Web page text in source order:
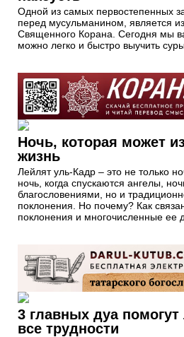
Одной из самых первостепенных
перед мусульманином, является
Священного Корана. Сегодня мы
можно легко и быстро выучить
Ночь, которая может
жизнь
Лейлят уль-Кадр – это не только
ночь, когда спускаются ангелы,
благословениями, но и
поклонения. Но почему? Как
поклонения и многочисленные ее
3 главных дуа помогут
все трудности